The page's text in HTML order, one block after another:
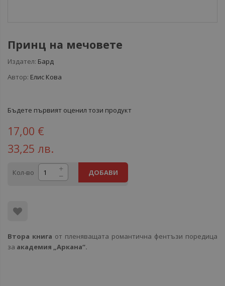
Принц на мечовете
Издател: Бард
Автор: Елис Кова
Бъдете първият оценил този продукт
17,00 €
33,25 лв.
Кол-во ДОБАВИ
Втора книга от пленяващата романтична фентъзи поредица
за академия „Аркана“.